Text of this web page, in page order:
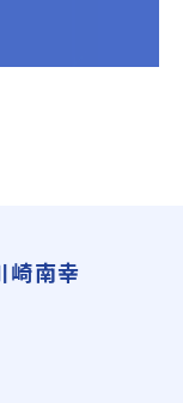
崎南幸